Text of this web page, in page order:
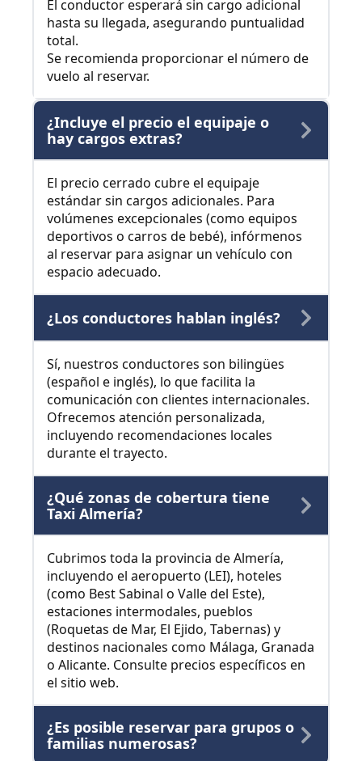
El conductor esperará sin cargo adicional
hasta su llegada, asegurando puntualidad
total.
Se recomienda proporcionar el número de
vuelo al reservar.
¿Incluye el precio el equipaje o
hay cargos extras?
El precio cerrado cubre el equipaje
estándar sin cargos adicionales. Para
volúmenes excepcionales (como equipos
deportivos o carros de bebé), infórmenos
al reservar para asignar un vehículo con
espacio adecuado.
¿Los conductores hablan inglés?
Sí, nuestros conductores son bilingües
(español e inglés), lo que facilita la
comunicación con clientes internacionales.
Ofrecemos atención personalizada,
incluyendo recomendaciones locales
durante el trayecto.
¿Qué zonas de cobertura tiene
Taxi Almería?
Cubrimos toda la provincia de Almería,
incluyendo el aeropuerto (LEI), hoteles
(como Best Sabinal o Valle del Este),
estaciones intermodales, pueblos
(Roquetas de Mar, El Ejido, Tabernas) y
destinos nacionales como Málaga, Granada
o Alicante. Consulte precios específicos en
el sitio web.
¿Es posible reservar para grupos o
familias numerosas?